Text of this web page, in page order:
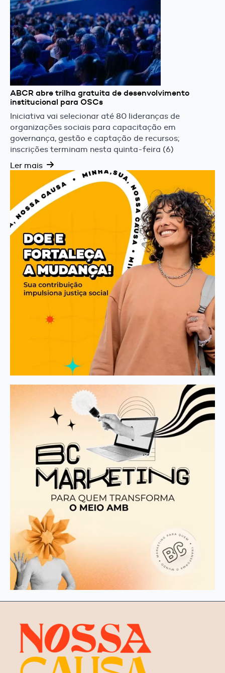
ABCR abre trilha gratuita de desenvolvimento
institucional para OSCs
Iniciativa vai selecionar até 80 lideranças de
organizações sociais para capacitação em
governança, gestão e captação de recursos;
inscrições terminam nesta quinta-feira (6)
Ler mais